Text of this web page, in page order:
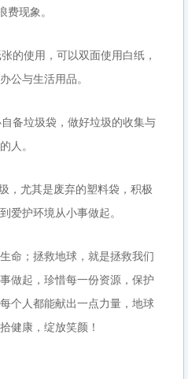
费现象。
的使用，可以双面使用白纸，
公与生活用品。
备垃圾袋，做好垃圾的收集与
人。
，尤其是废弃的塑料袋，积极
爱护环境从小事做起。
命；拯救地球，就是拯救我们
做起，珍惜每一份资源，保护
个人都能献出一点力量，地球
健康，绽放笑颜！